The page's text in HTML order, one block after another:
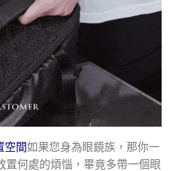
空間如果您身為眼鏡族，那你一
置何處的煩惱，畢竟多帶一個眼